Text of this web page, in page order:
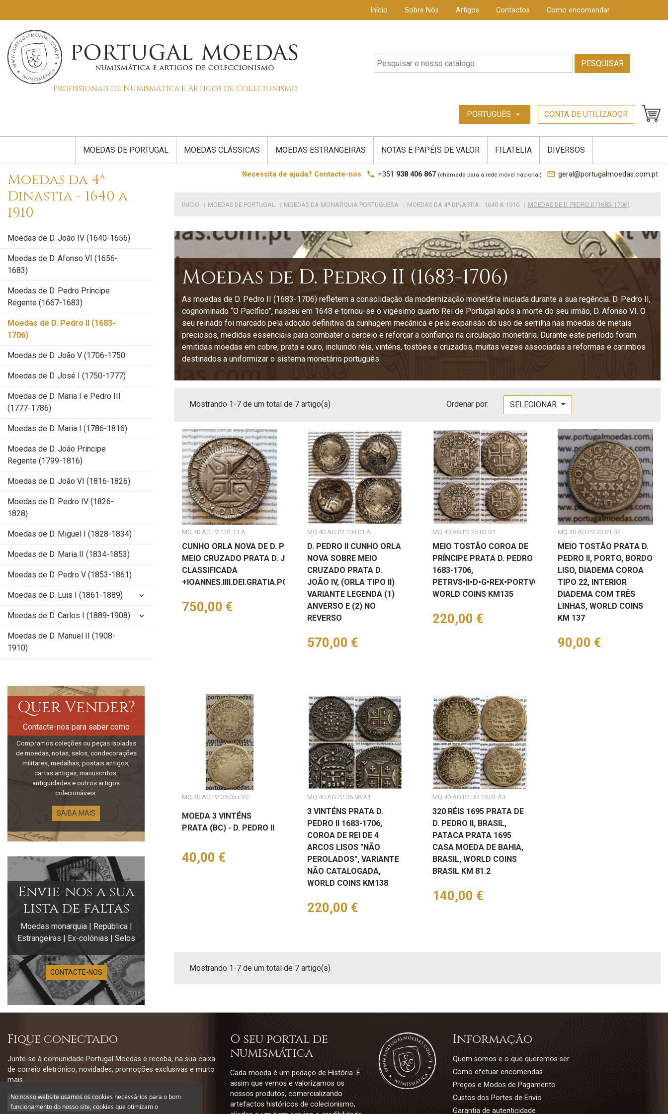
Início Sobre Nós Artigos Contactos Como encomendar
Profissionais de Numismática e Artigos de Colecionismo
PESQUISAR
PORTUGUÊS arrow_drop_down CONTA DE UTILIZADOR
MOEDAS DE PORTUGAL MOEDAS CLÁSSICAS MOEDAS ESTRANGEIRAS NOTAS E PAPÉIS DE VALOR FILATELIA DIVERSOS
Moedas da 4ª
Dinastia - 1640 a
1910
Moedas de D. João IV (1640-1656)
Moedas de D. Afonso VI (1656-
1683)
Moedas de D. Pedro Príncipe
Regente (1667-1683)
Moedas de D. Pedro II (1683-
1706)
Moedas de D. João V (1706-1750
Moedas de D. José I (1750-1777)
Moedas de D. Maria I e Pedro III
(1777-1786)
Moedas de D. Maria I (1786-1816)
Moedas de D. João Príncipe
Regente (1799-1816)
Moedas de D. João VI (1816-1826)
Moedas de D. Pedro IV (1826-
1828)
Moedas de D. Miguel I (1828-1834)
Moedas de D. Maria II (1834-1853)
Moedas de D. Pedro V (1853-1861)
Moedas de D. Luis I (1861-1889) keyboard_arrow_down
Moedas de D. Carlos I (1889-1908) keyboard_arrow_down
Moedas de D. Manuel II (1908-
1910)
Quer Vender?
Contacte-nos para saber como
Compramos coleções ou peças isoladas
de moedas, notas, selos, condecorações
militares, medalhas, postais antigos,
cartas antigas, manuscritos,
antiguidades e outros artigos
colecionáveis.
SAIBA MAIS
Envie-nos a sua
lista de faltas
Moedas monarquia | República |
Estrangeiras | Ex-colónias | Selos
CONTACTE-NOS
Necessita de ajuda? Contacte-nos local_phone +351 938 406 867 (chamada para a rede móvel nacional) mail_outline geral@portugalmoedas.com.pt
INÍCIO MOEDAS DE PORTUGAL MOEDAS DA MONARQUIA PORTUGUESA MOEDAS DA 4ª DINASTIA - 1640 A 1910 MOEDAS DE D. PEDRO II (1683-1706)
Moedas de D. Pedro II (1683-1706)
As moedas de D. Pedro II (1683-1706) refletem a consolidação da modernização monetária iniciada durante a sua regência. D. Pedro II,
cognominado “O Pacífico”, nasceu em 1648 e tornou-se o vigésimo quarto Rei de Portugal após a morte do seu irmão, D. Afonso VI. O
seu reinado foi marcado pela adoção definitiva da cunhagem mecânica e pela expansão do uso de serrilha nas moedas de metais
preciosos, medidas essenciais para combater o cerceio e reforçar a confiança na circulação monetária. Durante este período foram
emitidas moedas em cobre, prata e ouro, incluindo réis, vinténs, tostões e cruzados, muitas vezes associadas a reformas e carimbos
destinados a uniformizar o sistema monetário português.
Mostrando 1-7 de um total de 7 artigo(s) Ordenar por: SELECIONAR
MQ.4D.AG.P2.101.11.A
CUNHO ORLA NOVA DE D. PEDRO II SOBRE
MEIO CRUZADO PRATA D. JOÃO IV, NÃO
CLASSIFICADA
+IOANNES.IIII.DEI.GRATIA.PORTVG.ET.ALG.REX.
Preço
750,00 €
MQ.4D.AG.P2.104.01.A
D. PEDRO II CUNHO ORLA
NOVA SOBRE MEIO
CRUZADO PRATA D.
JOÃO IV, (ORLA TIPO II)
VARIANTE LEGENDA (1)
ANVERSO E (2) NO
REVERSO
Preço
570,00 €
MQ.4D.AG.P2.25.02.B1
MEIO TOSTÃO COROA DE
PRÍNCIPE PRATA D. PEDRO II
1683-1706,
PETRVS•II•D•G•REX•PORTVGAL,
WORLD COINS KM135
Preço
220,00 €
MQ.4D.AG.P2.33.01.B2
MEIO TOSTÃO PRATA D.
PEDRO II, PORTO, BORDO
LISO, DIADEMA COROA
TIPO 22, INTERIOR
DIADEMA COM TRÊS
LINHAS, WORLD COINS
KM 137
Preço
90,00 €
MQ.4D.AG.P2.35.05.EV.C
MOEDA 3 VINTÉNS
PRATA (BC) - D. PEDRO II
Preço
40,00 €
MQ.4D.AG.P2.35.08.A1
3 VINTÉNS PRATA D.
PEDRO II 1683-1706,
COROA DE REI DE 4
ARCOS LISOS "NÃO
PEROLADOS", VARIANTE
NÃO CATALOGADA,
WORLD COINS KM138
Preço
220,00 €
MQ.4D.AG.P2.BR.18.01.A3
320 RÉIS 1695 PRATA DE
D. PEDRO II, BRASIL,
PATACA PRATA 1695
CASA MOEDA DE BAHIA,
BRASIL, WORLD COINS
BRASIL KM 81.2
Preço
140,00 €
Mostrando 1-7 de um total de 7 artigo(s)
Fique conectado
Junte-se à comunidade Portugal Moedas e receba, na sua caixa
de correio eletrónico, novidades, promoções exclusivas e muito
mais.
O seu portal de
numismática
Cada moeda é um pedaço de História. É
assim que vemos e valorizamos os
nossos produtos, comercializando
artefactos históricos de colecionismo,
Informação
Quem somos e o que queremos ser
Como efetuar encomendas
Preços e Modos de Pagamento
Custos dos Portes de Envio
Garantia de autenticidade
No nosso website usamos os cookies necessários para o bom
funcionamento do nosso site, cookies que otimizam o